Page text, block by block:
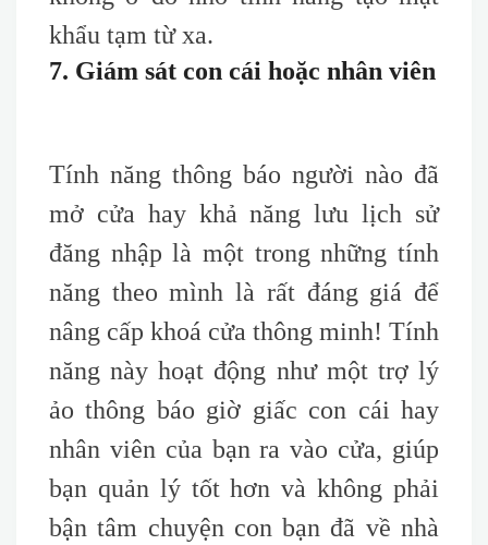
khẩu tạm từ xa.
7. Giám sát con cái hoặc nhân viên
Tính năng thông báo người nào đã
mở cửa hay khả năng lưu lịch sử
đăng nhập là một trong những tính
năng theo mình là rất đáng giá để
nâng cấp khoá cửa thông minh! Tính
năng này hoạt động như một trợ lý
ảo thông báo giờ giấc con cái hay
nhân viên của bạn ra vào cửa, giúp
bạn quản lý tốt hơn và không phải
bận tâm chuyện con bạn đã về nhà